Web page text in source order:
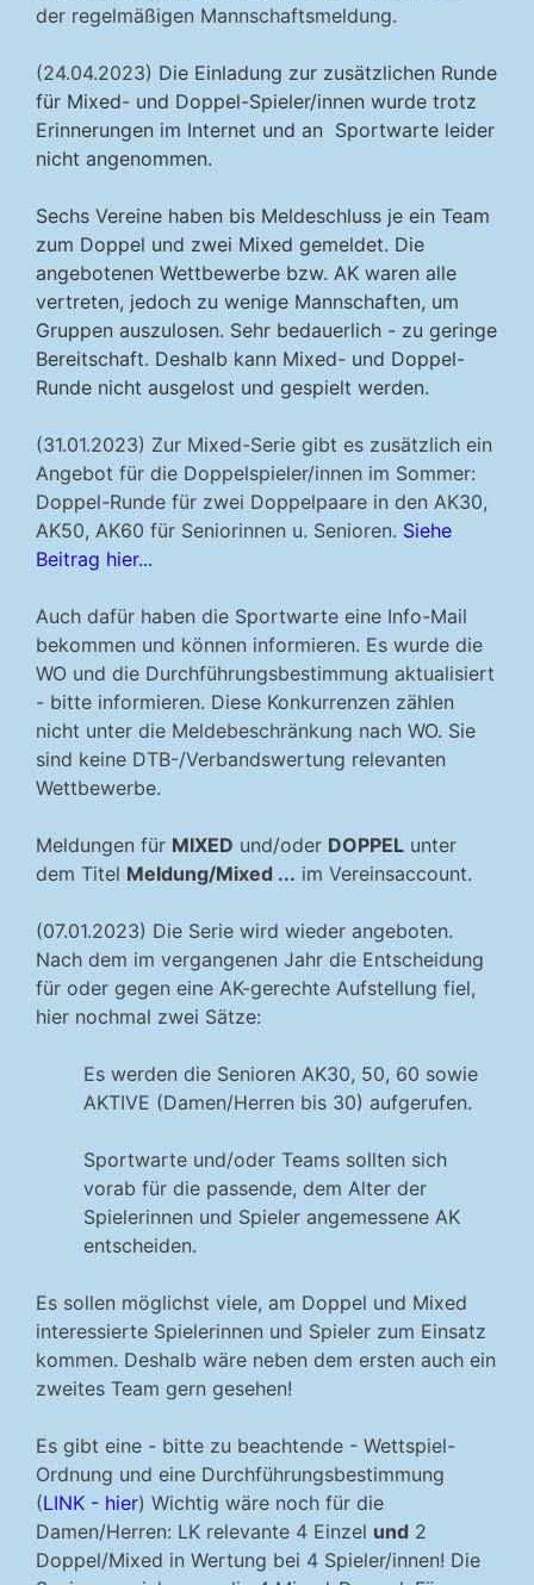
der regelmäßigen Mannschaftsmeldung.
(24.04.2023) Die Einladung zur zusätzlichen Runde
für Mixed- und Doppel-Spieler/innen wurde trotz
Erinnerungen im Internet und an Sportwarte leider
nicht angenommen.
Sechs Vereine haben bis Meldeschluss je ein Team
zum Doppel und zwei Mixed gemeldet. Die
angebotenen Wettbewerbe bzw. AK waren alle
vertreten, jedoch zu wenige Mannschaften, um
Gruppen auszulosen. Sehr bedauerlich - zu geringe
Bereitschaft. Deshalb kann Mixed- und Doppel-
Runde nicht ausgelost und gespielt werden.
(31.01.2023) Zur Mixed-Serie gibt es zusätzlich ein
Angebot für die Doppelspieler/innen im Sommer:
Doppel-Runde für zwei Doppelpaare in den AK30,
AK50, AK60 für Seniorinnen u. Senioren. Siehe
Beitrag hier...
Auch dafür haben die Sportwarte eine Info-Mail
bekommen und können informieren. Es wurde die
WO und die Durchführungsbestimmung aktualisiert
- bitte informieren. Diese Konkurrenzen zählen
nicht unter die Meldebeschränkung nach WO. Sie
sind keine DTB-/Verbandswertung relevanten
Wettbewerbe.
Meldungen für MIXED und/oder DOPPEL unter
dem Titel Meldung/Mixed ... im Vereinsaccount.
(07.01.2023) Die Serie wird wieder angeboten.
Nach dem im vergangenen Jahr die Entscheidung
für oder gegen eine AK-gerechte Aufstellung fiel,
hier nochmal zwei Sätze:
Es werden die Senioren AK30, 50, 60 sowie
AKTIVE (Damen/Herren bis 30) aufgerufen.
Sportwarte und/oder Teams sollten sich
vorab für die passende, dem Alter der
Spielerinnen und Spieler angemessene AK
entscheiden.
Es sollen möglichst viele, am Doppel und Mixed
interessierte Spielerinnen und Spieler zum Einsatz
kommen. Deshalb wäre neben dem ersten auch ein
zweites Team gern gesehen!
Es gibt eine - bitte zu beachtende - Wettspiel-
Ordnung und eine Durchführungsbestimmung
(LINK - hier) Wichtig wäre noch für die
Damen/Herren: LK relevante 4 Einzel und 2
Doppel/Mixed in Wertung bei 4 Spieler/innen! Die